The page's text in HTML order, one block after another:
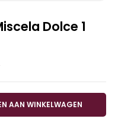
Dolce 1
1 KG aantal
AAN WINKELWAGEN